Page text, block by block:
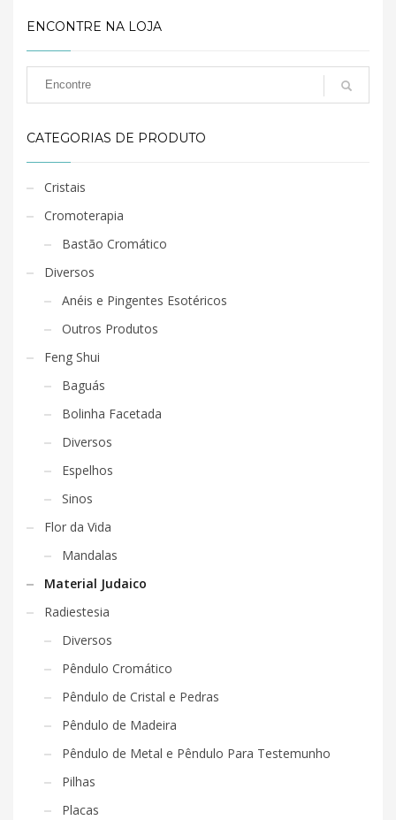
ENCONTRE NA LOJA
CATEGORIAS DE PRODUTO
Cristais
Cromoterapia
Bastão Cromático
Diversos
Anéis e Pingentes Esotéricos
Outros Produtos
Feng Shui
Baguás
Bolinha Facetada
Diversos
Espelhos
Sinos
Flor da Vida
Mandalas
Material Judaico
Radiestesia
Diversos
Pêndulo Cromático
Pêndulo de Cristal e Pedras
Pêndulo de Madeira
Pêndulo de Metal e Pêndulo Para Testemunho
Pilhas
Placas